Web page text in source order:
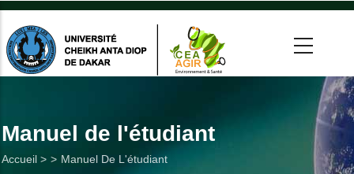
Aller
contenu
principal
Manuel de l'étudiant
Fil
Accueil > Manuel De L'étudiant